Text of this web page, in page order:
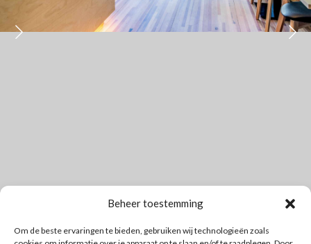
Beheer toestemming
Om de beste ervaringen te bieden, gebruiken wij technologieën zoals